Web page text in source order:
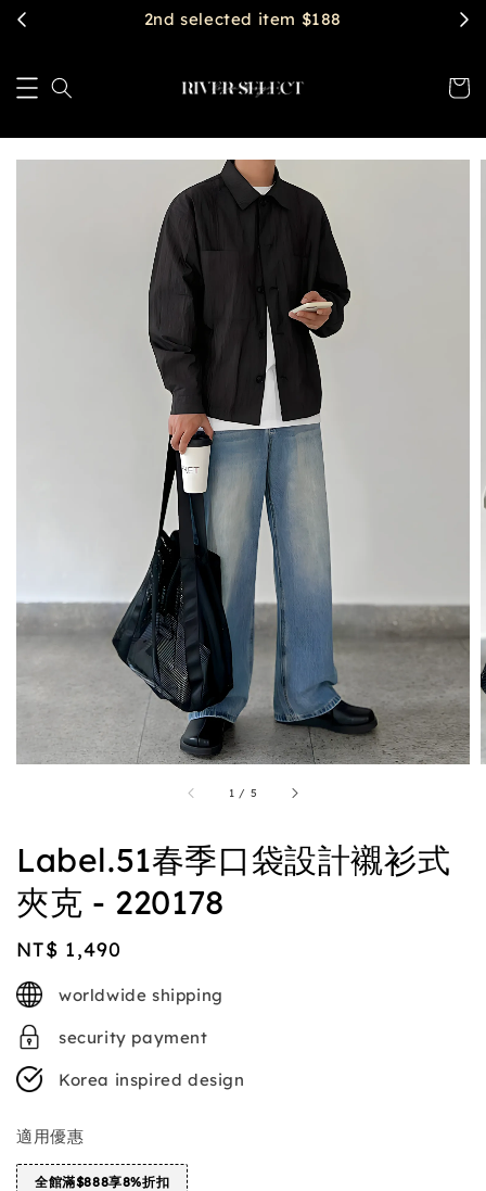
2nd selected item $188
1 / 5
Label.51春季口袋設計襯衫式
夾克 - 220178
Regular
price
NT$ 1,490
worldwide shipping
security payment
Korea inspired design
適用優惠
全館滿$888享8%折扣